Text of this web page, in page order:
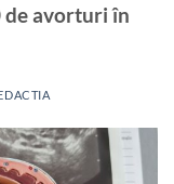
de avorturi în